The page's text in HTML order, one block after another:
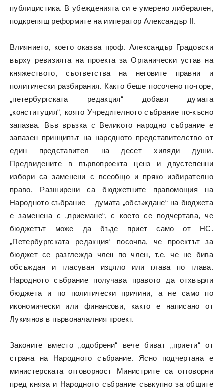
публицистика. В убежденията си е умерено либерален,
подкрепящ реформите на император Александър II.
Влиянието, което оказва проф. Александър Градовски
върху ревизията на проекта за Органически устав на
княжеството, съответства на неговите правни и
политически разбирания. Както беше посочено по-горе,
„петербургската редакция“ добавя думата
„конституция“, която Учредителното събрание по-късно
запазва. Във връзка с Великото народно събрание е
запазен принципът на народното представителство от
един представител на десет хиляди души.
Предвидените в първопроекта ценз и двустепенни
избори са заменени с всеобщо и пряко избирателно
право. Разширени са бюджетните правомощия на
Народното събрание – думата „обсъждане“ на бюджета
е заменена с „приемане“, с което се подчертава, че
бюджетът може да бъде приет само от НС.
„Петербургската редакция“ посочва, че проектът за
бюджет се разглежда член по член, т.е. че не бива
обсъждан и гласуван изцяло или глава по глава.
Народното събрание получава правото да отхвърли
бюджета и по политически причини, а не само по
икономически или финансови, както е написано от
Лукиянов в първоначалния проект.
Законите вместо „одобрени“ вече биват „приети“ от
страна на Народното събрание. Ясно подчертана е
министерската отговорност. Министрите са отговорни
пред княза и Народното събрание съвкупно за общите